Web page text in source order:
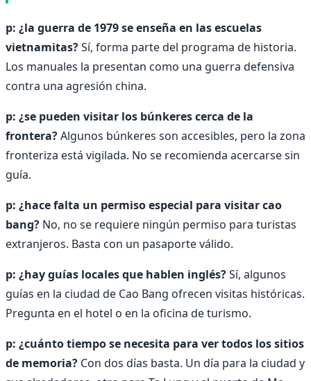
p: ¿la guerra de 1979 se enseña en las escuelas
vietnamitas?Sí, forma parte del programa de historia.
Los manuales la presentan como una guerra defensiva
contra una agresión china.
p: ¿se pueden visitar los búnkeres cerca de la
frontera?Algunos búnkeres son accesibles, pero la zona
fronteriza está vigilada. No se recomienda acercarse sin
guía.
p: ¿hace falta un permiso especial para visitar cao
bang? No, no se requiere ningún permiso para turistas
extranjeros. Basta con un pasaporte válido.
p: ¿hay guías locales que hablen inglés?Sí, algunos
guías en la ciudad de Cao Bang ofrecen visitas históricas.
Pregunta en el hotel o en la oficina de turismo.
p: ¿cuánto tiempo se necesita para ver todos los sitios
de memoria? Con dos días basta. Un día para la ciudad y